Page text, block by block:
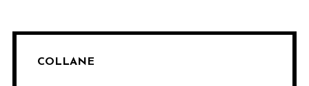
COLLANE